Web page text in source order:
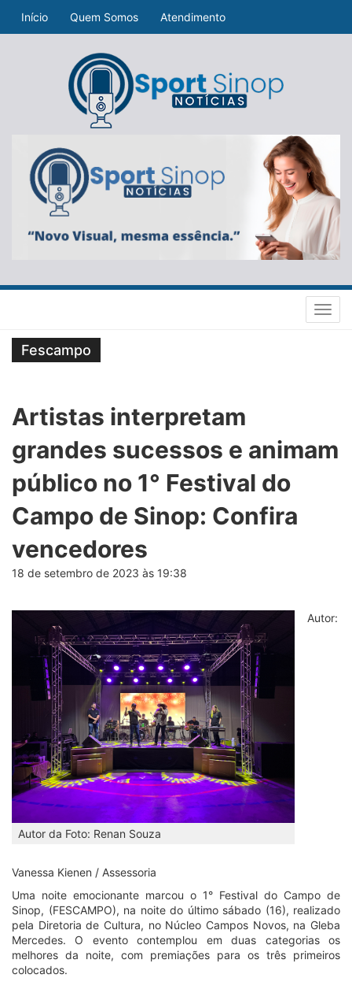
Início Quem Somos Atendimento
Fescampo
Artistas interpretam
grandes sucessos e animam
público no 1° Festival do
Campo de Sinop: Confira
vencedores
18 de setembro de 2023 às 19:38
Autor da Foto: Renan Souza
Autor:
Vanessa Kienen / Assessoria
Uma noite emocionante marcou o 1° Festival do Campo de
Sinop, (FESCAMPO), na noite do último sábado (16), realizado
pela Diretoria de Cultura, no Núcleo Campos Novos, na Gleba
Mercedes. O evento contemplou em duas categorias os
melhores da noite, com premiações para os três primeiros
colocados.